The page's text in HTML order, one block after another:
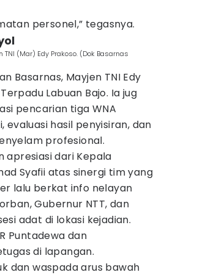
personel,” tegasnya.
(Mar) Edy Prakoso. (Dok Basarnas
Basarnas, Mayjen TNI Edy
Labuan Bajo. Ia jug
pencarian tiga WNA
evaluasi hasil penyisiran, dan
profesional.
apresiasi dari Kepala
Syafii atas sinergi tim yang
lalu berkat info nelayan
Gubernur NTT, dan
adat di lokasi kejadian.
Puntadewa dan
di lapangan.
dan waspada arus bawah